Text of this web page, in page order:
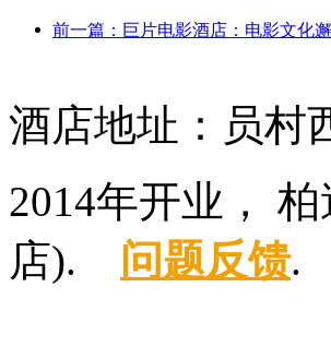
酒店地址：员村
2014年开业，
店). 问题反馈.